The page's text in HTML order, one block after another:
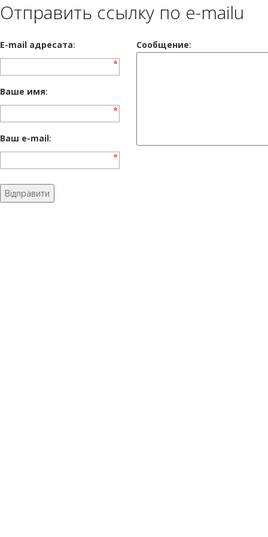
Отправить ссылку по e-mailu
E-mail адресата: Сообщение:
Ваше имя:
Ваш e-mail: